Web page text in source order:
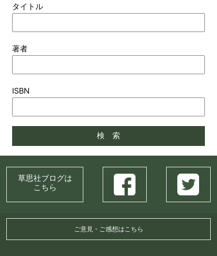
タイトル
著者
ISBN
草思社ブログは
こちら
ご意見・ご感想はこちら